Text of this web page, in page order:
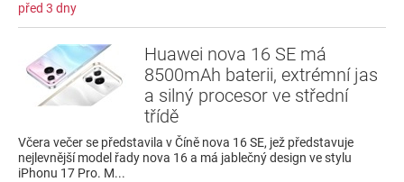
před 3 dny
Huawei nova 16 SE má
8500mAh baterii, extrémní jas
a silný procesor ve střední
třídě
Včera večer se představila v Číně nova 16 SE, jež představuje
nejlevnější model řady nova 16 a má jablečný design ve stylu
iPhonu 17 Pro. M...